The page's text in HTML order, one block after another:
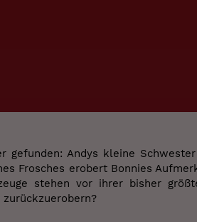
gefunden: Andys kleine
Frosches erobert Bonnies
stehen vor ihrer bisher
zurückzuerobern?